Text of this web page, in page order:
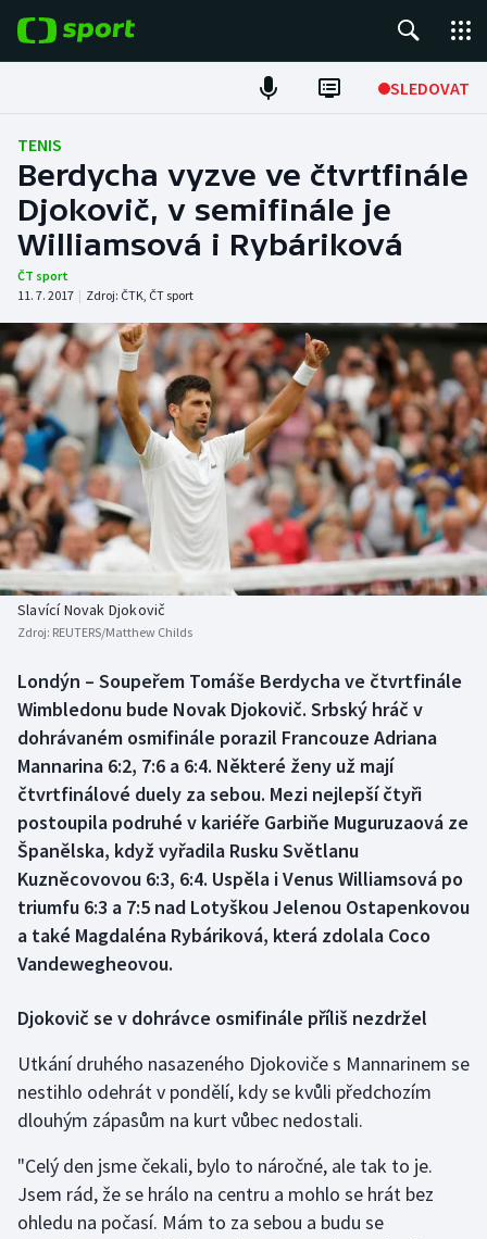
SLEDOVAT
ME v atletice
ME v plavání
Fotbal
Hokej
Tenis
DALŠÍ SPORTY
Americký fotbal
Atletika
Baseball a softbal
Basketbal
Boby a skeleton
Box
Curling
Cyklistika
Dostihy
Florbal
Futsal
Golf
Gymnastika
Házená
Jezdectví
NEPŘEHLÉDNĚTE
Soutěže
Historické návraty
Aplikace ČT sport
TENIS
Berdycha vyzve ve čtvrtfinále
Djokovič, v semifinále je
Williamsová i Rybáriková
ČT sport
11. 7. 2017 | Zdroj: ČTK, ČT sport
Slavící Novak Djokovič
Zdroj: REUTERS/Matthew Childs
Londýn – Soupeřem Tomáše Berdycha ve čtvrtfinále
Wimbledonu bude Novak Djokovič. Srbský hráč v
dohrávaném osmifinále porazil Francouze Adriana
Mannarina 6:2, 7:6 a 6:4. Některé ženy už mají
čtvrtfinálové duely za sebou. Mezi nejlepší čtyři
postoupila podruhé v kariéře Garbiňe Muguruzaová ze
Španělska, když vyřadila Rusku Světlanu
Kuzněcovovou 6:3, 6:4. Uspěla i Venus Williamsová po
triumfu 6:3 a 7:5 nad Lotyškou Jelenou Ostapenkovou
a také Magdaléna Rybáriková, která zdolala Coco
Vandewegheovou.
Djokovič se v dohrávce osmifinále příliš nezdržel
Utkání druhého nasazeného Djokoviče s Mannarinem se
nestihlo odehrát v pondělí, kdy se kvůli předchozím
dlouhým zápasům na kurt vůbec nedostali.
"Celý den jsme čekali, bylo to náročné, ale tak to je.
Jsem rád, že se hrálo na centru a mohlo se hrát bez
ohledu na počasí. Mám to za sebou a budu se